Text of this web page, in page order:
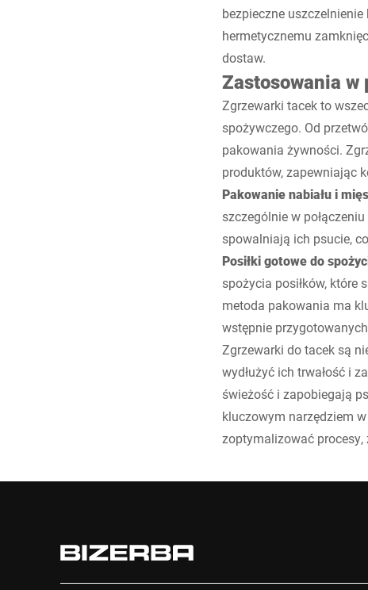
bezpieczne
hermetycznemu
dostaw.
Zastosowania w
Zgrzewarki tacek to
spożywczego. Od
pakowania żywności.
produktów, zapewniając
Pakowanie nabiału i
szczególnie w
spowalniają ich psucie,
Posiłki gotowe do
spożycia posiłków,
metoda pakowania ma
wstępnie
Zgrzewarki do tacek są
wydłużyć ich trwałość i
świeżość i zapobiegają
kluczowym narzędziem
zoptymalizować